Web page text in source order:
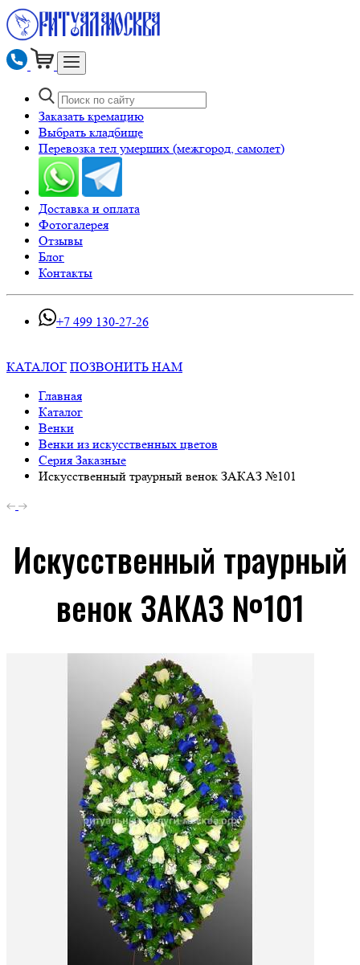
Заказать кремацию
Выбрать кладбище
Перевозка тел умерших (межгород, самолет)
Доставка и оплата
Фотогалерея
Отзывы
Блог
Контакты
+7 499 130-27-26
КАТАЛОГ ПОЗВОНИТЬ НАМ
Главная
Каталог
Венки
Венки из искусственных цветов
Серия Заказные
Искусственный траурный венок ЗАКАЗ №101
Искусственный траурный
венок ЗАКАЗ №101